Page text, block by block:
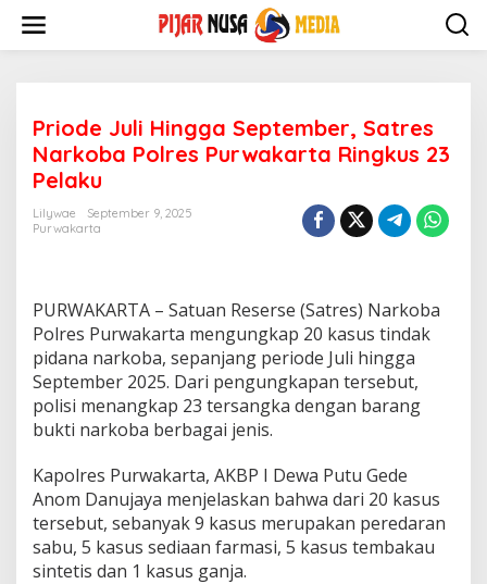
content
Priode Juli Hingga September, Satres
Narkoba Polres Purwakarta Ringkus 23
Pelaku
Lilywae
September 9, 2025
Purwakarta
PURWAKARTA – Satuan Reserse (Satres) Narkoba
Polres Purwakarta mengungkap 20 kasus tindak
pidana narkoba, sepanjang periode Juli hingga
September 2025. Dari pengungkapan tersebut,
polisi menangkap 23 tersangka dengan barang
bukti narkoba berbagai jenis.
Kapolres Purwakarta, AKBP I Dewa Putu Gede
Anom Danujaya menjelaskan bahwa dari 20 kasus
tersebut, sebanyak 9 kasus merupakan peredaran
sabu, 5 kasus sediaan farmasi, 5 kasus tembakau
sintetis dan 1 kasus ganja.